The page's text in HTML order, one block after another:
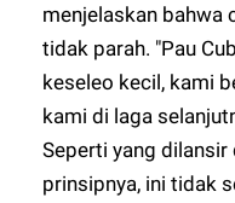
menjelaskan bahwa
tidak parah. "Pau
keseleo kecil, kami
kami di laga
Seperti yang dilansir
prinsipnya, ini tidak